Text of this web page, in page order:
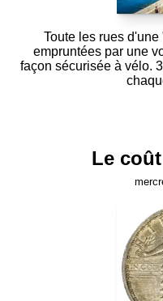
Toute les rues
empruntées par une
façon sécurisée à vélo.
Le